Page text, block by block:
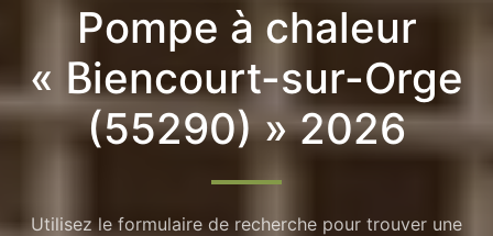
Pompe à chaleur
« Biencourt-sur-Orge
(55290) » 2026
Utilisez le formulaire de recherche pour trouver une